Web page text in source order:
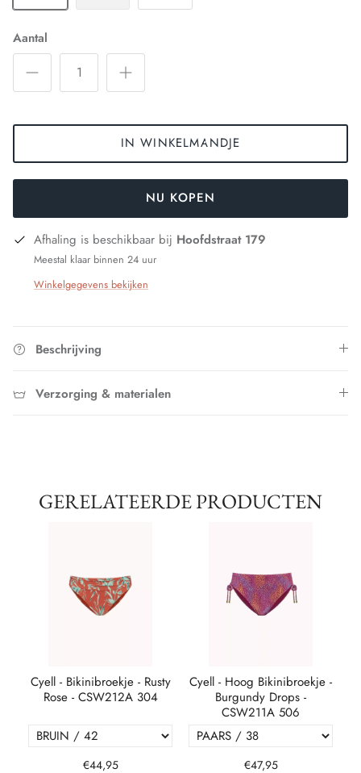
Aantal
IN WINKELMANDJE
NU KOPEN
Afhaling is beschikbaar bij Hoofdstraat 179
Meestal klaar binnen 24 uur
Winkelgegevens bekijken
Beschrijving
Verzorging & materialen
GERELATEERDE PRODUCTEN
Cyell - Bikinibroekje - Rusty
Rose - CSW212A 304
€44,95
Cyell - Hoog Bikinibroekje -
Burgundy Drops -
CSW211A 506
€47,95